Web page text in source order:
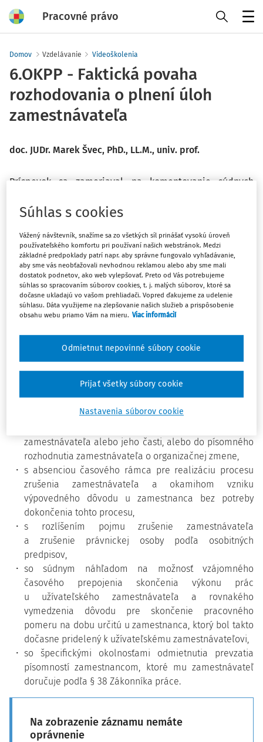
Pracovné právo
Domov Vzdelávanie Videoškolenia
6.OKPP - Faktická povaha
rozhodovania o plnení úloh
zamestnávateľa
doc. JUDr. Marek Švec, PhD., LL.M., univ. prof.
Príspevok sa zameriaval na komentovanie súdnych
v súvislosti so vznikom výpovedného dôvodu zrušenia
vo väzbe na vymedzenie doby určitej, prípadne
doručovania písomností v pracovnom práve.
Prezentácia sa snažila o rozlíšenie organizačných úkonov
zamestnávateľa, pod ktoré možno subsumovať nielen
zrušenie zamestnávateľa, ale aj nadbytočnosť
doručovania písomností a realizácie dočasného
pridelenia zamestnancov, a to najmä v súvislosti:
s rozlíšením dôvodov a účelu vzniku organizačných
dôvodov, ktoré sa neskôr premietajú do faktického
zamestnávateľa alebo jeho časti, alebo do písomného
rozhodnutia zamestnávateľa o organizačnej zmene,
s absenciou časového rámca pre realizáciu procesu
zrušenia zamestnávateľa a okamihom vzniku
výpovedného dôvodu u zamestnanca bez potreby
dokončenia tohto procesu,
s rozlíšením pojmu zrušenie zamestnávateľa
a zrušenie právnickej osoby podľa osobitných
predpisov,
so súdnym náhľadom na možnosť vzájomného
časového prepojenia skončenia výkonu prác
u užívateľského zamestnávateľa a rovnakého
vymedzenia dôvodu pre skončenie pracovného
pomeru na dobu určitú u zamestnanca, ktorý bol takto
dočasne pridelený k užívateľskému zamestnávateľovi,
so špecifickými okolnosťami odmietnutia prevzatia
písomností zamestnancom, ktoré mu zamestnávateľ
doručuje podľa § 38 Zákonníka práce.
Na zobrazenie záznamu nemáte
oprávnenie
Súhlas s cookies
Vážený návštevník, snažíme sa zo všetkých síl prinášať vysokú úroveň
používateľského komfortu pri používaní našich webstránok. Medzi
základné predpoklady patrí napr. aby správne fungovalo vyhľadávanie,
aby sme vás neobťažovali nevhodnou reklamou alebo aby sme mali
dostatok podnetov, ako web vylepšovať. Preto od Vás potrebujeme
súhlas so spracovaním súborov cookies, t. j. malých súborov, ktoré sa
dočasne ukladajú vo vašom prehliadači. Vopred ďakujeme za udelenie
súhlasu. Dáta využijeme na zlepšovanie našich služieb a prispôsobenie
obsahu webu priamo Vám na mieru. Viac informácií
Nastavenia súborov cookie
Odmietnut nepovinné súbory cookie
Prijať všetky súbory cookie